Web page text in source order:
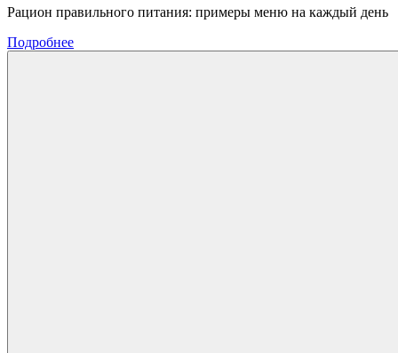
Рацион правильного питания: примеры меню на каждый день
Подробнее